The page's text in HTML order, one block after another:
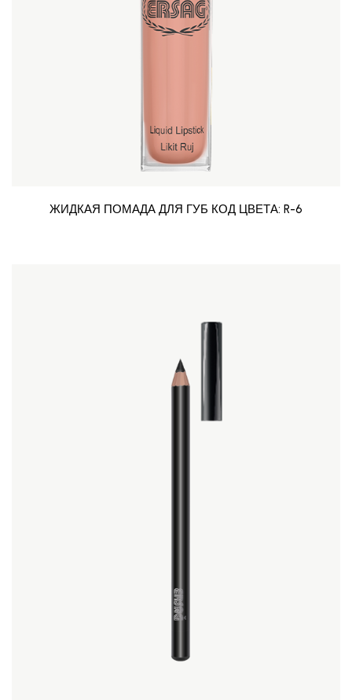
ЖИДКАЯ ПОМАДА ДЛЯ ГУБ КОД ЦВЕТА: R-6